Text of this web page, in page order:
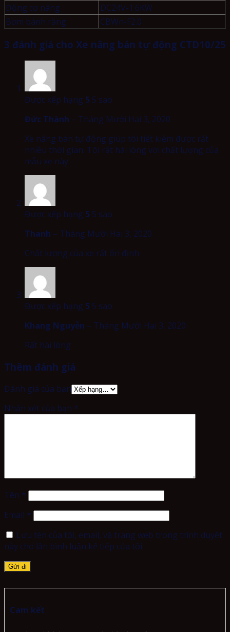
Động cơ nâng
DC24V-1.6KW
Bơm bánh răng
CBWn-F2.0
3 đánh giá cho Xe nâng bán tự động CTD10/25
Được xếp hạng 5 5 sao
Đức Thành – Tháng Mười Hai 3, 2020
Xe nâng bán tự động giúp tôi tiết kiệm được rất
nhiều thời gian. Tôi rất hài lòng với chất lượng của
mẫu xe này
Được xếp hạng 5 5 sao
Thanh – Tháng Mười Hai 3, 2020
Chất lượng của xe rất ổn định
Được xếp hạng 5 5 sao
Khang Nguyễn – Tháng Mười Hai 3, 2020
Rất hài lòng
Thêm đánh giá
Đánh giá của bạn
Nhận xét của bạn *
Tên *
Email *
Lưu tên của tôi, email, và trang web trong trình duyệt
này cho lần bình luận kế tiếp của tôi.
Cam kết